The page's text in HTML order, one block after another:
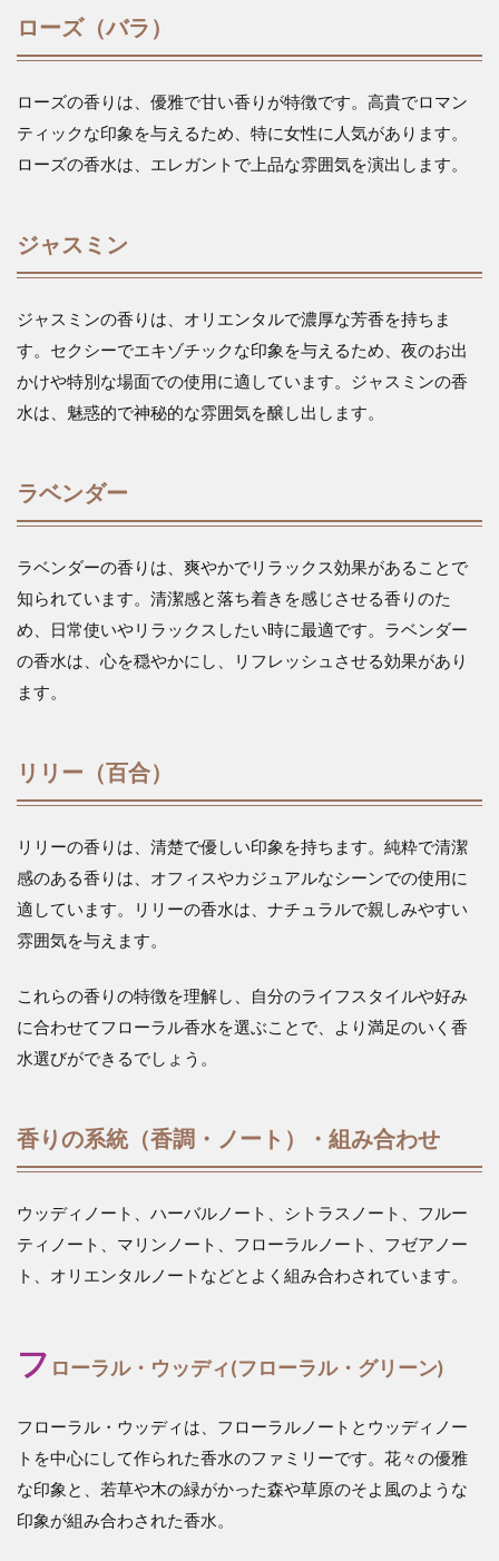
ローズ（バラ）
ローズの香りは、優雅で甘い香りが特徴です。高貴でロマン
ティックな印象を与えるため、特に女性に人気があります。
ローズの香水は、エレガントで上品な雰囲気を演出します。
ジャスミン
ジャスミンの香りは、オリエンタルで濃厚な芳香を持ちま
す。セクシーでエキゾチックな印象を与えるため、夜のお出
かけや特別な場面での使用に適しています。ジャスミンの香
水は、魅惑的で神秘的な雰囲気を醸し出します。
ラベンダー
ラベンダーの香りは、爽やかでリラックス効果があることで
知られています。清潔感と落ち着きを感じさせる香りのた
め、日常使いやリラックスしたい時に最適です。ラベンダー
の香水は、心を穏やかにし、リフレッシュさせる効果があり
ます。
リリー（百合）
リリーの香りは、清楚で優しい印象を持ちます。純粋で清潔
感のある香りは、オフィスやカジュアルなシーンでの使用に
適しています。リリーの香水は、ナチュラルで親しみやすい
雰囲気を与えます。
これらの香りの特徴を理解し、自分のライフスタイルや好み
に合わせてフローラル香水を選ぶことで、より満足のいく香
水選びができるでしょう。
香りの系統（香調・ノート）・組み合わせ
ウッディノート、ハーバルノート、シトラスノート、フルー
ティノート、マリンノート、フローラルノート、フゼアノー
ト、オリエンタルノートなどとよく組み合わされています。
フ ローラル・ウッディ(フローラル・グリーン)
フローラル・ウッディは、フローラルノートとウッディノー
トを中心にして作られた香水のファミリーです。花々の優雅
な印象と、若草や木の緑がかった森や草原のそよ風のような
印象が組み合わされた香水。